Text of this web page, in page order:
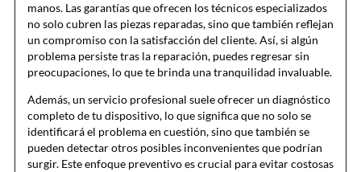
manos. Las garantías que ofrecen los técnicos especializados
no solo cubren las piezas reparadas, sino que también reflejan
un compromiso con la satisfacción del cliente. Así, si algún
problema persiste tras la reparación, puedes regresar sin
preocupaciones, lo que te brinda una tranquilidad invaluable.
Además, un servicio profesional suele ofrecer un diagnóstico
completo de tu dispositivo, lo que significa que no solo se
identificará el problema en cuestión, sino que también se
pueden detectar otros posibles inconvenientes que podrían
surgir. Este enfoque preventivo es crucial para evitar costosas